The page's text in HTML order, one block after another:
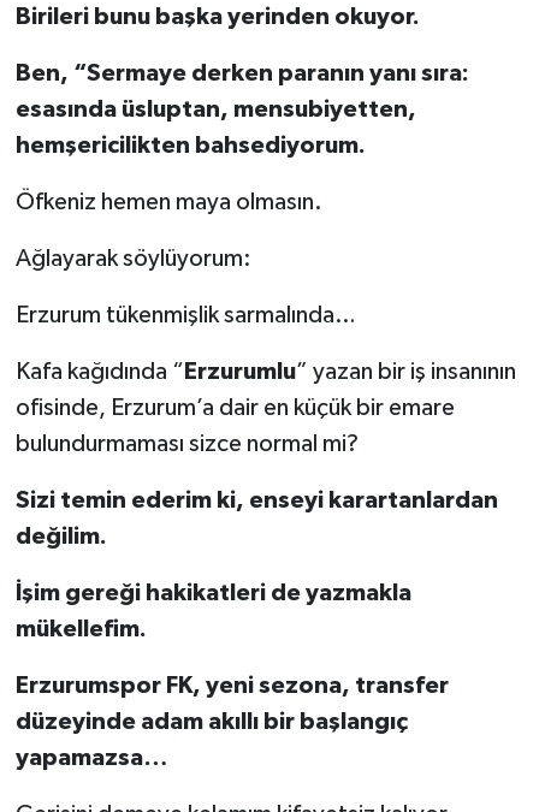
Birileri bunu başka yerinden okuyor.
Ben, “Sermaye derken paranın yanı sıra:
esasında üsluptan, mensubiyetten,
hemşericilikten bahsediyorum.
Öfkeniz hemen maya olmasın.
Ağlayarak söylüyorum:
Erzurum tükenmişlik sarmalında…
Kafa kağıdında “ Erzurumlu” yazan bir iş insanının
ofisinde, Erzurum’a dair en küçük bir emare
bulundurmaması sizce normal mi?
Sizi temin ederim ki, enseyi karartanlardan
değilim.
İşim gereği hakikatleri de yazmakla
mükellefim.
Erzurumspor FK, yeni sezona, transfer
düzeyinde adam akıllı bir başlangıç
yapamazsa…